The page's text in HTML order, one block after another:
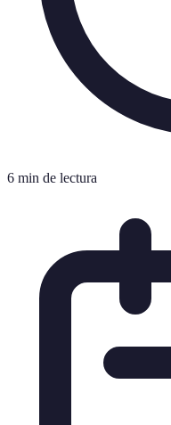
6 min de lectura